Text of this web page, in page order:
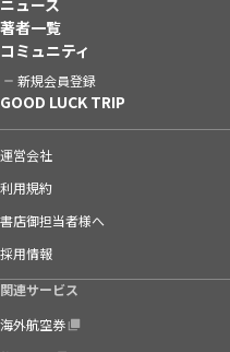
著者一覧
コミュニティ
新規会員登録
GOOD LUCK TRIP
運営会社
利用規約
書店御担当者様へ
採用情報
関連サービス
海外航空券